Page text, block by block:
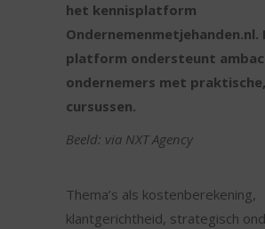
het kennisplatform
platform ondersteunt
ondernemers met
cursussen.
Beeld: via NXT Agency
Thema’s als kostenberekening,
klantgerichtheid, strategisch